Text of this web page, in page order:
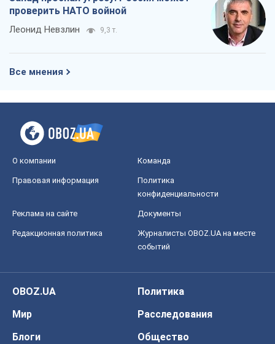
проверить НАТО войной
Леонид Невзлин 9,3 т.
Все мнения
О компании Команда
Правовая информация
Политика
конфиденциальности
Реклама на сайте Документы
Редакционная политика
Журналисты OBOZ.UA на месте
событий
OBOZ.UA
Политика
Мир
Расследования
Блоги
Общество